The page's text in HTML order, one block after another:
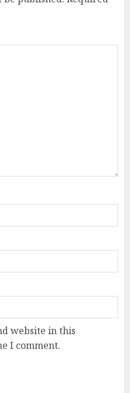
website in this
I comment.